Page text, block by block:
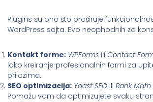
Plugins su ono što proširuje
WordPress sajta. Evo neophodnih za
Kontakt forme: WPForms ili Contact
lako kreiranje profesionalnih formi za
prilozima.
SEO optimizacija: Yoast SEO ili Rank Math
Pomažu vam da optimizujete svaku